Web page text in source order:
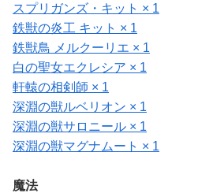
スプリガンズ・キット × 1
鉄獣の炎工 キット × 1
鉄獣鳥 メルクーリエ × 1
白の聖女エクレシア × 1
軒轅の相剣師 × 1
深淵の獣ルベリオン × 1
深淵の獣サロニール × 1
深淵の獣マグナムート × 1
魔法